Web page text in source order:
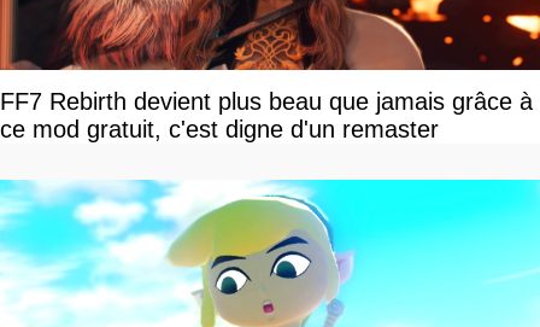
FF7 Rebirth devient plus beau que jamais grâce à
ce mod gratuit, c'est digne d'un remaster